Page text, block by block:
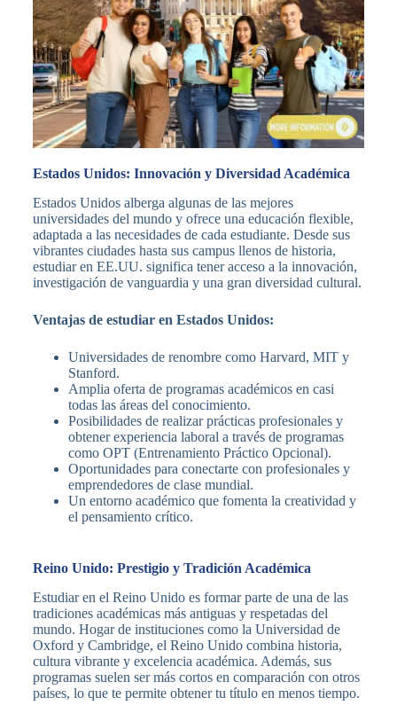
Estados Unidos: Innovación y Diversidad Académica
Estados Unidos alberga algunas de las mejores
universidades del mundo y ofrece una educación flexible,
adaptada a las necesidades de cada estudiante. Desde sus
vibrantes ciudades hasta sus campus llenos de historia,
estudiar en EE.UU. significa tener acceso a la innovación,
investigación de vanguardia y una gran diversidad cultural.
Ventajas de estudiar en Estados Unidos:
Universidades de renombre como Harvard, MIT y
Stanford.
Amplia oferta de programas académicos en casi
todas las áreas del conocimiento.
Posibilidades de realizar prácticas profesionales y
obtener experiencia laboral a través de programas
como OPT (Entrenamiento Práctico Opcional).
Oportunidades para conectarte con profesionales y
emprendedores de clase mundial.
Un entorno académico que fomenta la creatividad y
el pensamiento crítico.
Reino Unido: Prestigio y Tradición Académica
Estudiar en el Reino Unido es formar parte de una de las
tradiciones académicas más antiguas y respetadas del
mundo. Hogar de instituciones como la Universidad de
Oxford y Cambridge, el Reino Unido combina historia,
cultura vibrante y excelencia académica. Además, sus
programas suelen ser más cortos en comparación con otros
países, lo que te permite obtener tu título en menos tiempo.